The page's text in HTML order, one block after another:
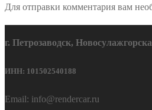
Для отправки комментария вам
г. Петрозаводск,
ИНН: 101502540188
Email: info@rendercar.ru